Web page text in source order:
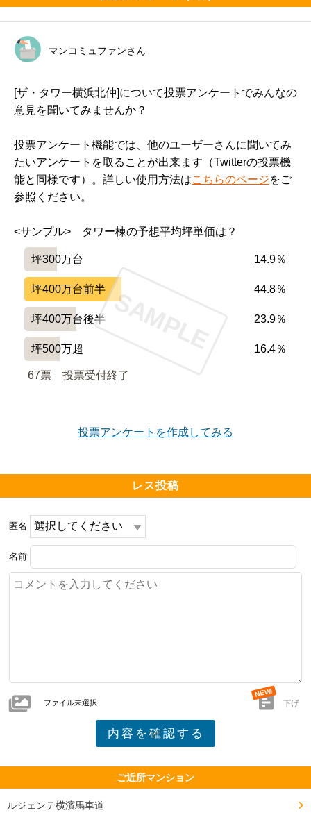
市場が動き出すのは引き渡しが始まる来春以降となるか
～！！
ザ・タワー横浜北仲　予定価格　モデルルーム訪問　そ
の① https://manmani.net/?p=8450
て素晴らしく、満足でき非常に快適です。
周辺環境は特に一歩出れば素晴らしい景色に出会える
し、駅にも近く、スーパーも、カフェもすぐ側にあり、
す。
収納が思ったより少ない。
━━━━━━━━━━━━━━━━━━━
━━━━━━━━━━━━━━━━━━━
共用施設はエントランスホールが広くて、高級ホテル以
上の素晴らしさ、フィトネスルーム、スタディルーム、
ビューラウンジ、ゲストルーム、パーティリビング、パ
ーティダイニング、など大変豪華で満足がいくものばか
りです。
気になる点は殆どありません。
━━━━━━━━━━━━━━━━━━━
スーパー、コンビニ、飲食店はマンション下に数軒入っ
ているので、大変便利です。
直ぐ前に市役所が新たにできたので、そこにも薬局、コ
ンビニ、飲食店など色々なお店が入っているので、更に
便利になりました。
━━━━━━━━━━━━━━━━━━━
交通・アクセスで良い点、気になる点
━━━━━━━━━━━━━━━━━━━
マンション下が駅で、駅直結の為、雨が降っても濡れる
他にも7?8分歩くと他の路線の駅もあり、行き先により
使い分けられます。
マンコミュファンさん
[ザ・タワー横浜北仲]について投票アンケートでみんなの
意見を聞いてみませんか？
投票アンケート機能では、他のユーザーさんに聞いてみ
たいアンケートを取ることが出来ます（Twitterの投票機
能と同様です）。詳しい使用方法はこちらのページをご
参照ください。
<サンプル>　タワー棟の予想平均坪単価は？
坪300万台 14.9％
坪400万台前半 44.8％
坪400万台後半 23.9％
坪500万超 16.4％
67票 投票受付終了
SAMPLE
投票アンケートを作成してみる
レス投稿
匿名
名前
ファイル未選択 下げ
ご近所マンション
ルジェンテ横濱馬車道